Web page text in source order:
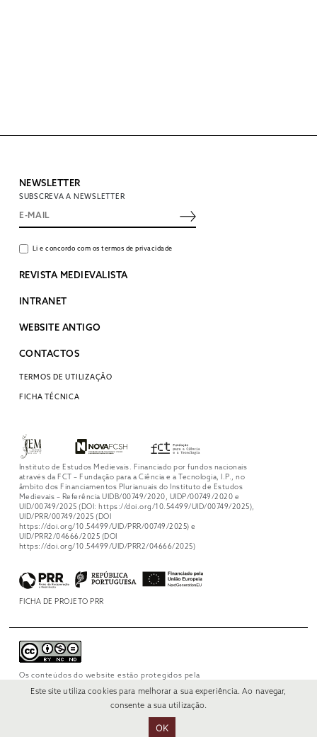
NEWSLETTER
SUBSCREVA A NEWSLETTER
Li e concordo com os termos de privacidade
REVISTA MEDIEVALISTA
INTRANET
WEBSITE ANTIGO
CONTACTOS
TERMOS DE UTILIZAÇÃO
FICHA TÉCNICA
Instituto de Estudos Medievais. Financiado por fundos nacionais
através da FCT – Fundação para a Ciência e a Tecnologia, I.P., no
âmbito dos Financiamentos Plurianuais do Instituto de Estudos
Medievais – Referência UIDB/00749/2020, UIDP/00749/2020 e
UID/00749/2025 (DOI: https://doi.org/10.54499/UID/00749/2025),
UID/PRR/00749/2025 (DOI
https://doi.org/10.54499/UID/PRR/00749/2025) e
UID/PRR2/04666/2025 (DOI
https://doi.org/10.54499/UID/PRR2/04666/2025)
FICHA DE PROJETO PRR
Os conteúdos do website estão protegidos pela
NonCommercial-NoDerivs 4.0 International.
Este site utiliza cookies para melhorar a sua experiência. Ao navegar,
consente a sua utilização.
OK